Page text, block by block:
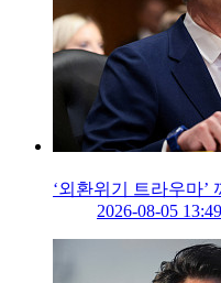
‘외환위기 트라우마
2026-08-05 13:49